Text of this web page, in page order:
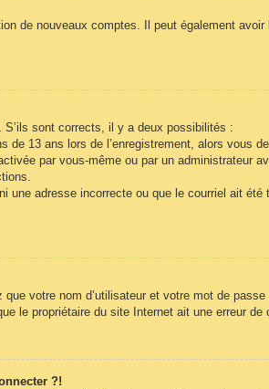
de nouveaux comptes. Il peut également
sont corrects, il y a deux possibilités :
13 ans lors de l’enregistrement, alors vous
par vous-même ou par un administrateur
adresse incorrecte ou que le courriel ait
votre nom d’utilisateur et votre mot de
le propriétaire du site Internet ait une erreur de
?!